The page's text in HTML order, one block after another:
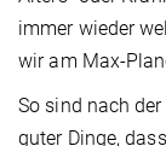
immer wieder
wir am Max-
So sind nach
guter Dinge,